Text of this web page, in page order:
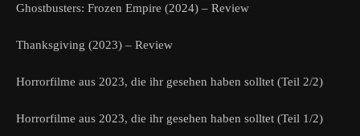
Ghostbusters: Frozen Empire (2024) – Review
Thanksgiving (2023) – Review
Horrorfilme aus 2023, die ihr gesehen haben solltet (Teil 2/2)
Horrorfilme aus 2023, die ihr gesehen haben solltet (Teil 1/2)